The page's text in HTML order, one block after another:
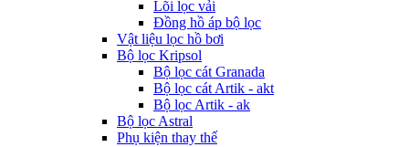
Lõi lọc vải
Đồng hồ áp bộ lọc
Vật liệu lọc hồ bơi
Bộ lọc Kripsol
Bộ lọc cát Granada
Bộ lọc cát Artik - akt
Bộ lọc Artik - ak
Bộ lọc Astral
Phụ kiện thay thế